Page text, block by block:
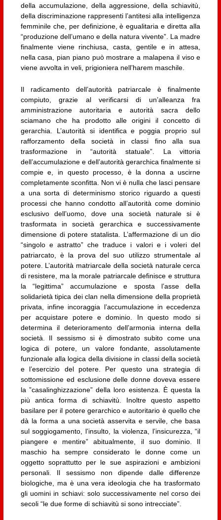
della accumulazione, della aggressione, della schiavitù,
della discriminazione rappresenti l’antitesi alla intelligenza
femminile che, per definizione, è egualitaria e diretta alla
“produzione dell’umano e della natura vivente”. La madre
finalmente viene rinchiusa, casta, gentile e in attesa,
nella casa, pian piano può mostrare a malapena il viso e
viene avvolta in veli, prigioniera nell’harem maschile.
Il radicamento dell’autorità patriarcale è finalmente
compiuto, grazie al verificarsi di un’alleanza fra
amministrazione autoritaria e autorità sacra dello
sciamano che ha prodotto alle origini il concetto di
gerarchia. L’autorità si identifica e poggia proprio sul
rafforzamento della società in classi fino alla sua
trasformazione in “autorità statuale”. La vittoria
dell’accumulazione e dell’autorità gerarchica finalmente si
compie e, in questo processo, è la donna a uscirne
completamente sconfitta. Non vi è nulla che lasci pensare
a una sorta di determinismo storico riguardo a questi
processi che hanno condotto all’autorità come dominio
esclusivo dell’uomo, dove una società naturale si è
trasformata in società gerarchica e successivamente
dimensione di potere statalista. L’affermazione di un dio
“singolo e astratto” che traduce i valori e i voleri del
patriarcato, è la prova del suo utilizzo strumentale al
potere. L’autorità matriarcale della società naturale cerca
di resistere, ma la morale patriarcale definisce e struttura
la “legittima” accumulazione e sposta l’asse della
solidarietà tipica dei clan nella dimensione della proprietà
privata, infine incoraggia l’accumulazione in eccedenza
per acquistare potere e dominio. In questo modo si
determina il deterioramento dell’armonia interna della
società. Il sessismo si è dimostrato subito come una
logica di potere, un valore fondante, assolutamente
funzionale alla logica della divisione in classi della società
e l’esercizio del potere. Per questo una strategia di
sottomissione ed esclusione delle donne doveva essere
la ”casalinghizzazione” della loro esistenza. È questa la
più antica forma di schiavitù. Inoltre questo aspetto
basilare per il potere gerarchico e autoritario è quello che
dà la forma a una società asservita e servile, che basa
sul soggiogamento, l’insulto, la violenza, l’insicurezza, “il
piangere e mentire” abitualmente, il suo dominio. Il
maschio ha sempre considerato le donne come un
oggetto soprattutto per le sue aspirazioni e ambizioni
personali. Il sessismo non dipende dalle differenze
biologiche, ma è una vera ideologia che ha trasformato
gli uomini in schiavi: solo successivamente nel corso dei
secoli “le due forme di schiavitù si sono intrecciate”.